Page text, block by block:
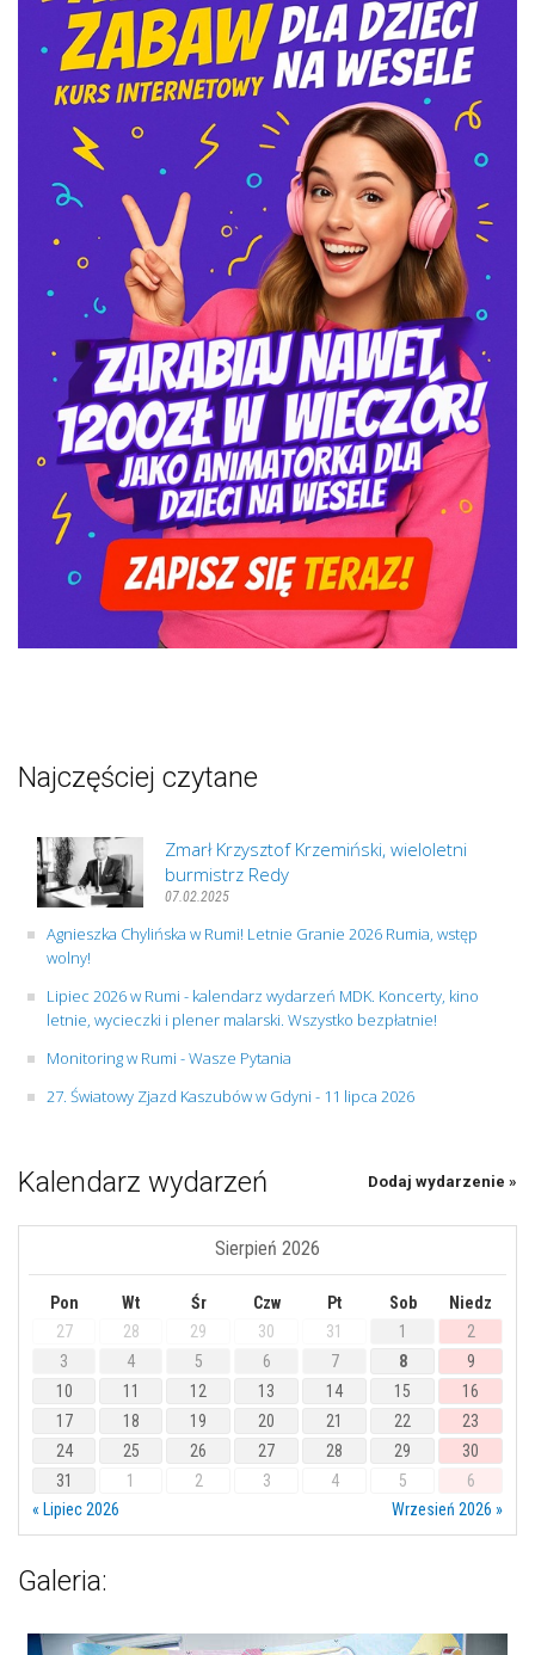
Najczęściej czytane
Zmarł Krzysztof Krzemiński, wieloletni
burmistrz Redy
07.02.2025
Agnieszka Chylińska w Rumi! Letnie Granie 2026 Rumia, wstęp
wolny!
Lipiec 2026 w Rumi - kalendarz wydarzeń MDK. Koncerty, kino
letnie, wycieczki i plener malarski. Wszystko bezpłatnie!
Monitoring w Rumi - Wasze Pytania
27. Światowy Zjazd Kaszubów w Gdyni - 11 lipca 2026
Kalendarz wydarzeń Dodaj wydarzenie »
Sierpień 2026
Pon Wt Śr Czw Pt Sob
Niedz
27
28 29 30 31 1
2
3
4 5 6 7 8
9
10
11 12 13 14 15
16
17
18 19 20 21 22
23
24
25 26 27 28 29
30
31
1 2 3 4 5
6
« Lipiec 2026
Wrzesień 2026 »
Galeria: